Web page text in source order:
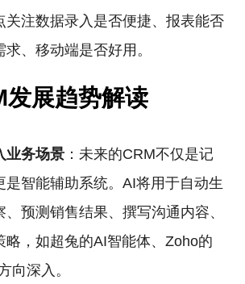
关注数据录入是否便捷、报表能否
、移动端是否好用。
发展趋势解读
业务场景 ：未来的CRM不仅是记
是智能辅助系统。AI将用于自动生
、预测销售结果、撰写沟通内容、
略，如超兔的AI智能体、Zoho的
向深入。